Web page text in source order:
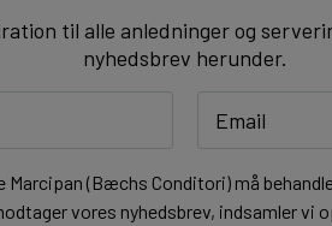
til alle anledninger og
nyhedsbrev herunder.
Marcipan (Bæchs Conditori) må
vores nyhedsbrev, indsamler